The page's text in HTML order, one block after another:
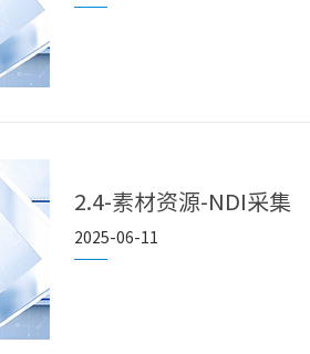
2.4-素材资源-NDI采集
2025-06-11